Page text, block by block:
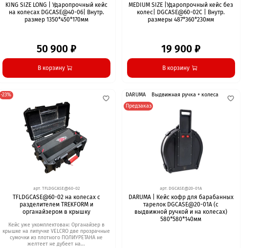
KING SIZE LONG | Ударопрочный кейс
на колесах DGCASE@40-06| Внутр.
размер 1350*450*170мм
50 900 ₽
В корзину
MEDIUM SIZE |Ударопрочный кейс без
колес| DGCASE@60-02C | Внутр.
размеры 487*360*230мм
19 900 ₽
В корзину
-23%
арт. TFLDGCASE@60-02
TFLDGCASE@60-02 на колесах c
разделителем TREKFORM и
органайзером в крышку
Кейс уже укомплектован: Органайзер в
крышке на липучке VELCRO две прозрачные
сумочки из плотного ПОЛИУРЕТАНА не
желтеет не дубеет на...
DARUMA
Выдвижная ручка + колеса
Предзаказ
арт. DGCASE@20-01А
DARUMA | Кейс кофр для барабанных
тарелок DGCASE@20-01А (с
выдвижной ручкой и на колесах)
580*580*140мм